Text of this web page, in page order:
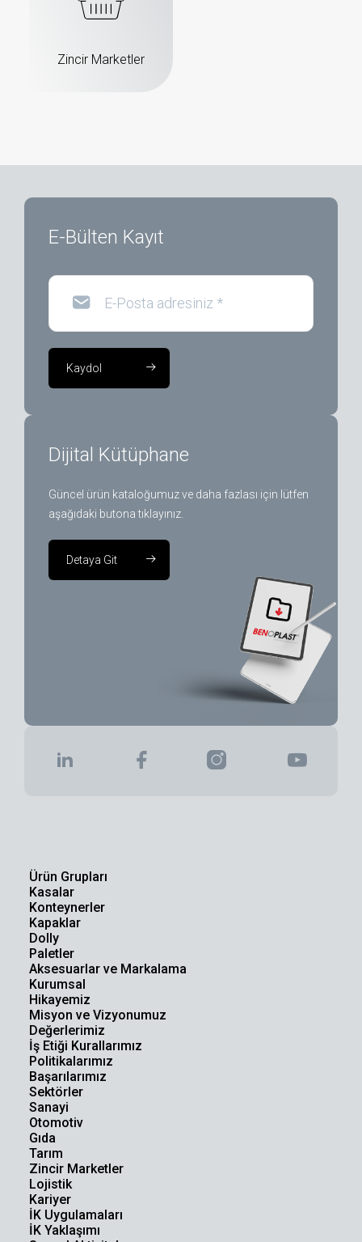
Zincir Marketler
E-Bülten Kayıt
E-Posta adresiniz *
Kaydol
Dijital Kütüphane
Güncel ürün kataloğumuz ve daha fazlası için lütfen
aşağıdaki butona tıklayınız.
Detaya Git
Ürün Grupları
Kasalar
Konteynerler
Kapaklar
Dolly
Paletler
Aksesuarlar ve Markalama
Kurumsal
Hikayemiz
Misyon ve Vizyonumuz
Değerlerimiz
İş Etiği Kurallarımız
Politikalarımız
Başarılarımız
Sektörler
Sanayi
Otomotiv
Gıda
Tarım
Zincir Marketler
Lojistik
Kariyer
İK Uygulamaları
İK Yaklaşımı